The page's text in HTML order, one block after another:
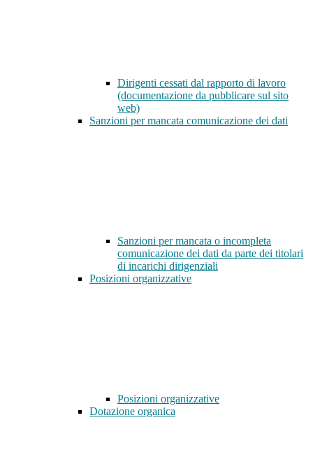
Dirigenti cessati dal rapporto di lavoro
(documentazione da pubblicare sul sito
web)
Sanzioni per mancata comunicazione dei dati
Sanzioni per mancata o incompleta
comunicazione dei dati da parte dei titolari
di incarichi dirigenziali
Posizioni organizzative
Posizioni organizzative
Dotazione organica